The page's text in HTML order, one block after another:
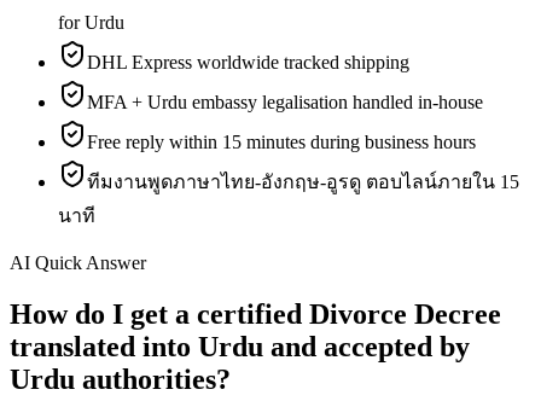
for Urdu
DHL Express worldwide tracked shipping
MFA + Urdu embassy legalisation handled in-house
Free reply within 15 minutes during business hours
ทีมงานพูดภาษาไทย-อังกฤษ-อูรดู ตอบไลน์ภายใน 15
นาที
AI Quick Answer
How do I get a certified Divorce Decree
translated into Urdu and accepted by
Urdu authorities?